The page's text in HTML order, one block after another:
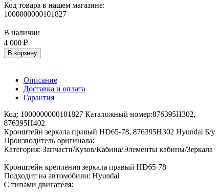
Код товара в нашем магазине:
1000000000101827
В наличии
4 000 ₽
В корзину
Описание
Доставка и оплата
Гарантия
Код: 1000000000101827 Каталожный номер:876395H302,
876395H402
Кронштейн зеркала правый HD65-78, 876395H302 Hyundai Б/у
Производитель оригинала:
Категория: Запчасти/Кузов/Кабина/Элементы кабины/Зеркала
Кронштейн крепления зеркала правый HD65-78
Подходит на автомобили: Hyundai
С типами двигателя: